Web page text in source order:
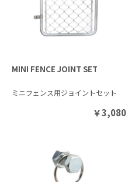
MINI FENCE JOINT SET
ミニフェンス用ジョイントセット
￥3,080